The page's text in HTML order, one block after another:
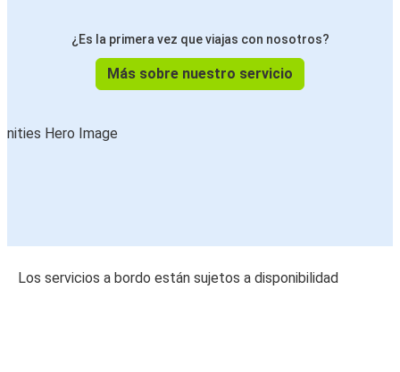
¿Es la primera vez que viajas con nosotros?
Más sobre nuestro servicio
Los servicios a bordo están sujetos a disponibilidad